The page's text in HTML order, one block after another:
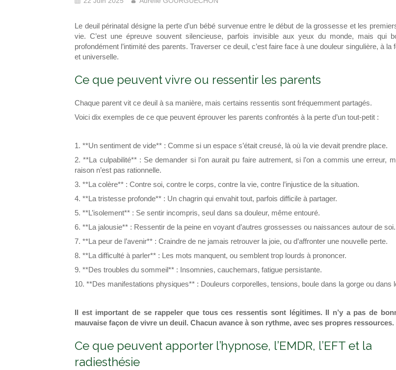
Le deuil périnatal désigne la perte d’un bébé survenue entre le début de la grossesse et les
vie. C’est une épreuve souvent silencieuse, parfois invisible aux yeux du monde, mais qui
profondément l’intimité des parents. Traverser ce deuil, c’est faire face à une douleur singulière, à la
et universelle.
Ce que peuvent vivre ou ressentir les parents
Chaque parent vit ce deuil à sa manière, mais certains ressentis sont fréquemment partagés.
Voici dix exemples de ce que peuvent éprouver les parents confrontés à la perte d’un tout-petit :
1. **Un sentiment de vide** : Comme si un espace s’était creusé, là où la vie devait prendre place.
2. **La culpabilité** : Se demander si l’on aurait pu faire autrement, si l’on a commis une erreur,
raison n’est pas rationnelle.
3. **La colère** : Contre soi, contre le corps, contre la vie, contre l’injustice de la situation.
4. **La tristesse profonde** : Un chagrin qui envahit tout, parfois difficile à partager.
5. **L’isolement** : Se sentir incompris, seul dans sa douleur, même entouré.
6. **La jalousie** : Ressentir de la peine en voyant d’autres grossesses ou naissances autour de soi.
7. **La peur de l’avenir** : Craindre de ne jamais retrouver la joie, ou d’affronter une nouvelle perte.
8. **La difficulté à parler** : Les mots manquent, ou semblent trop lourds à prononcer.
9. **Des troubles du sommeil** : Insomnies, cauchemars, fatigue persistante.
10. **Des manifestations physiques** : Douleurs corporelles, tensions, boule dans la gorge ou dans
Il est important de se rappeler que tous ces ressentis sont légitimes. Il n’y a pas de
mauvaise façon de vivre un deuil. Chacun avance à son rythme, avec ses propres ressources.
Ce que peuvent apporter l’hypnose, l’EMDR, l’EFT et la
radiesthésie